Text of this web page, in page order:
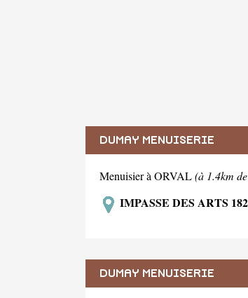
DUMAY MENUISERIE
Menuisier à ORVAL(à 1.4km
IMPASSE DES ARTS
DUMAY MENUISERIE